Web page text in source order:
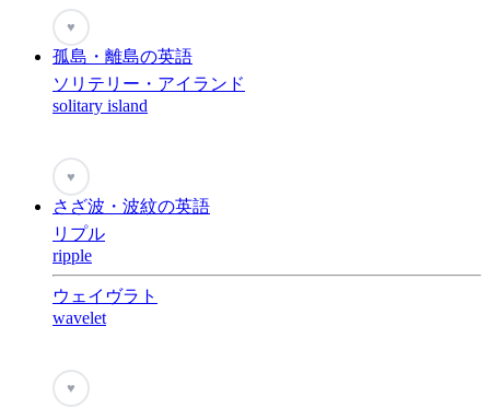
♥
孤島・離島の英語
ソリテリー・アイランド
solitary island
♥
さざ波・波紋の英語
リプル
ripple
ウェイヴラト
wavelet
♥